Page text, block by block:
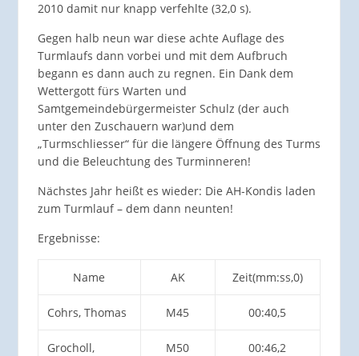
2010 damit nur knapp verfehlte (32,0 s).
Gegen halb neun war diese achte Auflage des
Turmlaufs dann vorbei und mit dem Aufbruch
begann es dann auch zu regnen. Ein Dank dem
Wettergott fürs Warten und
Samtgemeindebürgermeister Schulz (der auch
unter den Zuschauern war)und dem
„Turmschliesser“ für die längere Öffnung des Turms
und die Beleuchtung des Turminneren!
Nächstes Jahr heißt es wieder: Die AH-Kondis laden
zum Turmlauf – dem dann neunten!
Ergebnisse:
Name AK Zeit(mm:ss,0)
Cohrs, Thomas M45 00:40,5
Grocholl, M50 00:46,2